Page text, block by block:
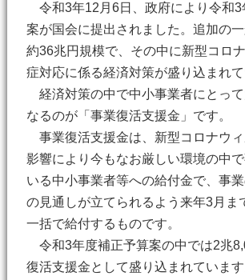
令和3年12月6日、政府により令和3
案が国会に提出されました。追加の
約36兆円規模で、その中に新型コロ
症対応に係る経済対策が盛り込まれて
経済対策の中で中小事業者にとって
なるのが「事業復活支援金」です。
事業復活支援金は、新型コロナウ
影響により今もなお厳しい環境の中
いる中小事業者等への給付金で、事
の見通しが立てられるよう来年3月ま
一括で給付するものです。
令和3年度補正予算案の中では2兆
復活支援金として盛り込まれています